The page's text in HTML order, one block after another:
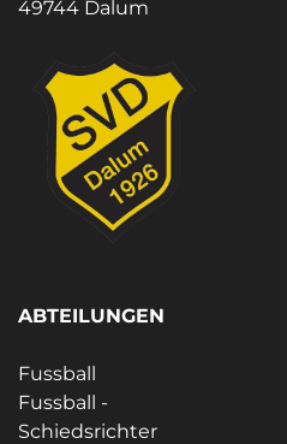
49744 Dalum
ABTEILUNGEN
Fussball
Fussball -
Schiedsrichter